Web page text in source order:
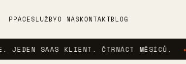
PRÁCESLUŽBYO NÁSKONTAKTBLOG
KLIENT. ČTRNÁCT MĚSÍCŮ. ✦